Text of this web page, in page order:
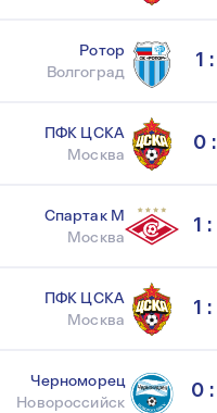
Ротор
Волгоград
1
ПФК ЦСКА
Москва
0
Спартак М
Москва
1
ПФК ЦСКА
Москва
1
Черноморец
Новороссийск
0